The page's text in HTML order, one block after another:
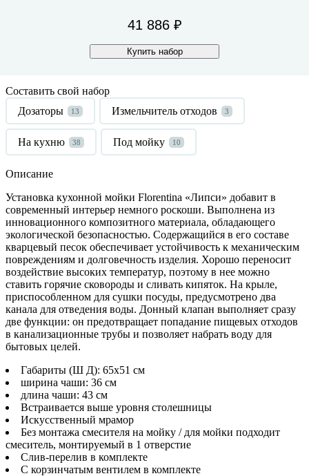
41 886 ₽
Купить набор
Составить свой набор
Дозаторы
13 Измельчитель отходов 3
На кухню 38 Под мойку 10
Описание
Установка кухонной мойки Florentina «Липси» добавит в
современный интерьер немного роскоши. Выполнена из
инновационного композитного материала, обладающего
экологической безопасностью. Содержащийся в его составе
кварцевый песок обеспечивает устойчивость к механическим
повреждениям и долговечность изделия. Хорошо переносит
воздействие высоких температур, поэтому в нее можно
ставить горячие сковороды и сливать кипяток. На крыле,
приспособленном для сушки посуды, предусмотрено два
канала для отведения воды. Донный клапан выполняет сразу
две функции: он предотвращает попадание пищевых отходов
в канализационные трубы и позволяет набрать воду для
бытовых целей.
Габариты (Ш Д): 65x51 см
ширина чаши: 36 см
длина чаши: 43 см
Встраивается выше уровня столешницы
Искусственный мрамор
Без монтажа смесителя на мойку / для мойки подходит
смеситель, монтируемый в 1 отверстие
Слив-перелив в комплекте
С корзинчатым вентилем в комплекте